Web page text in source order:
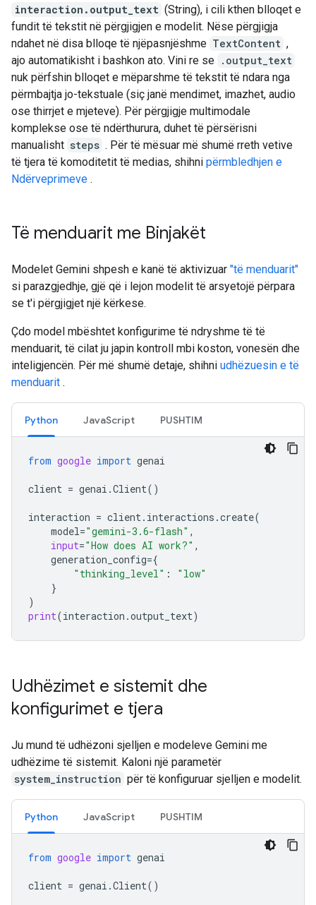
interaction.output_text (String), i cili kthen blloqet e
fundit të tekstit në përgjigjen e modelit. Nëse përgjigja
ndahet në disa blloqe të njëpasnjëshme TextContent ,
ajo automatikisht i bashkon ato. Vini re se .output_text
nuk përfshin blloqet e mëparshme të tekstit të ndara nga
përmbajtja jo-tekstuale (siç janë mendimet, imazhet, audio
ose thirrjet e mjeteve). Për përgjigje multimodale
komplekse ose të ndërthurura, duhet të përsërisni
manualisht steps . Për të mësuar më shumë rreth vetive
të tjera të komoditetit të medias, shihni përmbledhjen e
Ndërveprimeve .
Të menduarit me Binjakët
Modelet Gemini shpesh e kanë të aktivizuar "të menduarit"
si parazgjedhje, gjë që i lejon modelit të arsyetojë përpara
se t'i përgjigjet një kërkese.
Çdo model mbështet konfigurime të ndryshme të të
menduarit, të cilat ju japin kontroll mbi koston, vonesën dhe
inteligjencën. Për më shumë detaje, shihni udhëzuesin e të
menduarit .
Python JavaScript PUSHTIM
from google import genai
client = genai .Client()
interaction = client. interactions .create(
model="gemini-3.6-flash" ,
input="How does AI work?" ,
generation_config={
"thinking_level" :
"low"
}
)
print(interaction .output_text)
Udhëzimet e sistemit dhe
konfigurimet e tjera
Ju mund të udhëzoni sjelljen e modeleve Gemini me
udhëzime të sistemit. Kaloni një parametër
system_instruction për të konfiguruar sjelljen e modelit.
Python JavaScript PUSHTIM
from google import genai
client = genai .Client()